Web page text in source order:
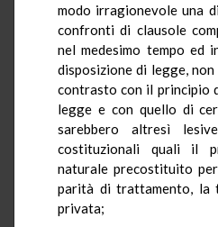
modo irragionevole una
confronti di clausole
nel medesimo tempo ed
disposizione di legge,
contrasto con il
legge e con quello di
sarebbero altresì
costituzionali quali il
naturale precostituito
parità di trattamento, la
privata;